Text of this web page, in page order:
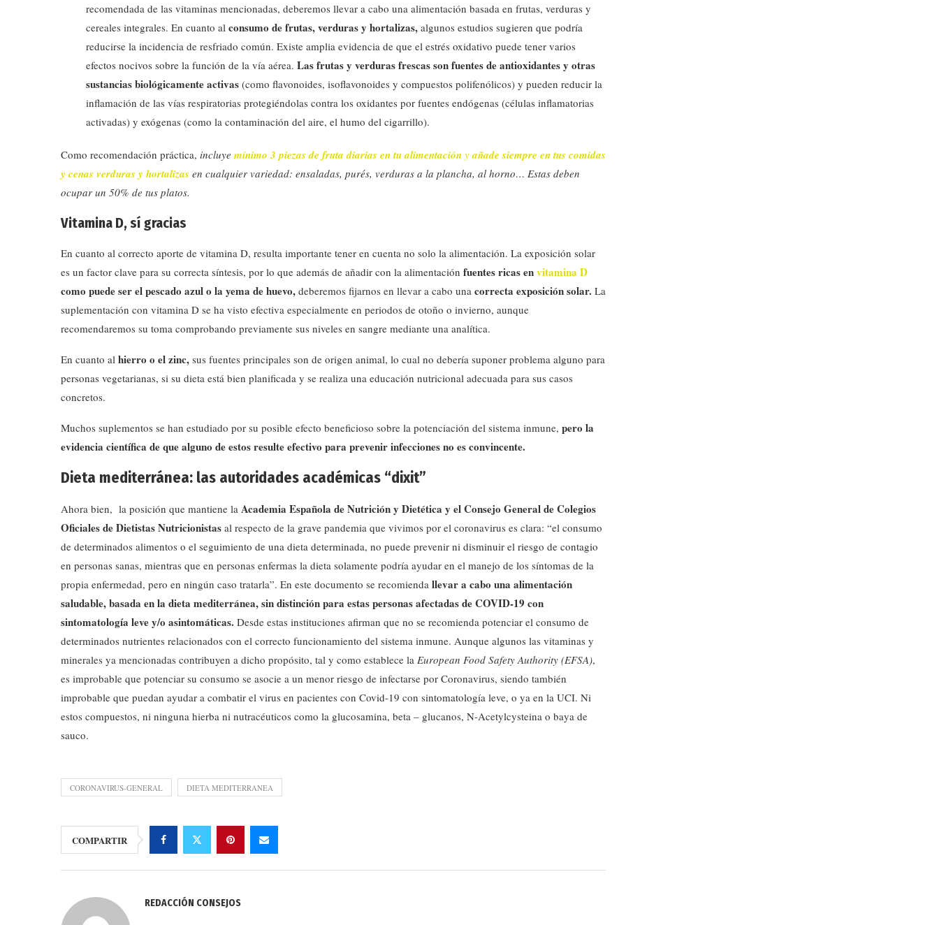
recomendada de las vitaminas mencionadas, deberemos llevar a cabo una alimentación basada en frutas, verduras y
cereales integrales. En cuanto al consumo de frutas, verduras y hortalizas, algunos estudios sugieren que podría
reducirse la incidencia de resfriado común. Existe amplia evidencia de que el estrés oxidativo puede tener varios
efectos nocivos sobre la función de la vía aérea. Las frutas y verduras frescas son fuentes de antioxidantes y otras
sustancias biológicamente activas (como flavonoides, isoflavonoides y compuestos polifenólicos) y pueden reducir la
inflamación de las vías respiratorias protegiéndolas contra los oxidantes por fuentes endógenas (células inflamatorias
activadas) y exógenas (como la contaminación del aire, el humo del cigarrillo).
Como recomendación práctica, incluye mínimo 3 piezas de fruta diarias en tu alimentación yañade siempre en tus comidas
y cenas verduras y hortalizas en cualquier variedad: ensaladas, purés, verduras a la plancha, al horno… Estas deben
ocupar un 50% de tus platos.
Vitamina D, sí gracias
En cuanto al correcto aporte de vitamina D, resulta importante tener en cuenta no solo la alimentación. La exposición solar
es un factor clave para su correcta síntesis, por lo que además de añadir con la alimentación fuentes ricas envitamina D
como puede ser el pescado azul o la yema de huevo, deberemos fijarnos en llevar a cabo una correcta exposición solar. La
suplementación con vitamina D se ha visto efectiva especialmente en periodos de otoño o invierno, aunque
recomendaremos su toma comprobando previamente sus niveles en sangre mediante una analítica.
En cuanto al hierro o el zinc, sus fuentes principales son de origen animal, lo cual no debería suponer problema alguno para
personas vegetarianas, si su dieta está bien planificada y se realiza una educación nutricional adecuada para sus casos
concretos.
Muchos suplementos se han estudiado por su posible efecto beneficioso sobre la potenciación del sistema inmune, pero la
evidencia científica de que alguno de estos resulte efectivo para prevenir infecciones no es convincente.
Dieta mediterránea: las autoridades académicas “dixit”
Ahora bien, la posición que mantiene la Academia Española de Nutrición y Dietética y el Consejo General de Colegios
Oficiales de Dietistas Nutricionistas al respecto de la grave pandemia que vivimos por el coronavirus es clara: “el consumo
de determinados alimentos o el seguimiento de una dieta determinada, no puede prevenir ni disminuir el riesgo de contagio
en personas sanas, mientras que en personas enfermas la dieta solamente podría ayudar en el manejo de los síntomas de la
propia enfermedad, pero en ningún caso tratarla”. En este documento se recomienda llevar a cabo una alimentación
saludable, basada en la dieta mediterránea, sin distinción para estas personas afectadas de COVID-19 con
sintomatología leve y/o asintomáticas. Desde estas instituciones afirman que no se recomienda potenciar el consumo de
determinados nutrientes relacionados con el correcto funcionamiento del sistema inmune. Aunque algunos las vitaminas y
minerales ya mencionadas contribuyen a dicho propósito, tal y como establece la European Food Safety Authority (EFSA),
es improbable que potenciar su consumo se asocie a un menor riesgo de infectarse por Coronavirus, siendo también
improbable que puedan ayudar a combatir el virus en pacientes con Covid-19 con sintomatología leve, o ya en la UCI. Ni
estos compuestos, ni ninguna hierba ni nutracéuticos como la glucosamina, beta – glucanos, N-Acetylcysteina o baya de
sauco.
CORONAVIRUS-GENERAL DIETA MEDITERRANEA
COMPARTIR
REDACCIÓN CONSEJOS